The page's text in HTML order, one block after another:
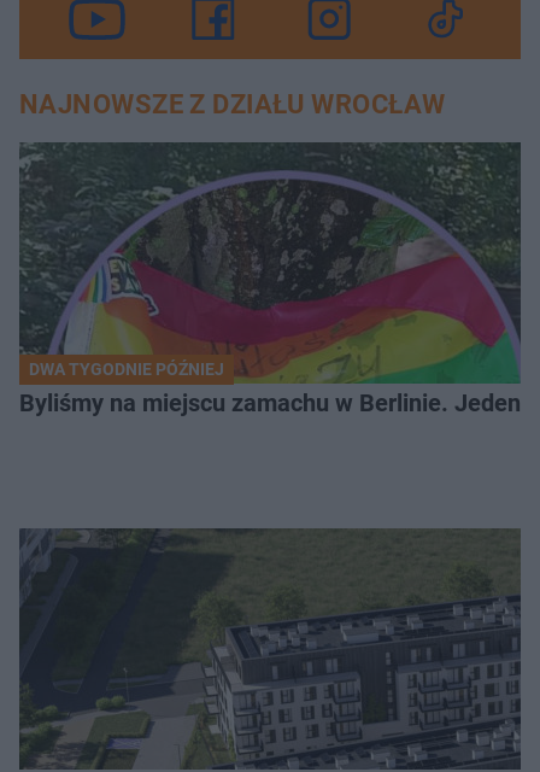
NAJNOWSZE Z DZIAŁU WROCŁAW
DWA TYGODNIE PÓŹNIEJ
Byliśmy na miejscu zamachu w Berlinie. Jeden